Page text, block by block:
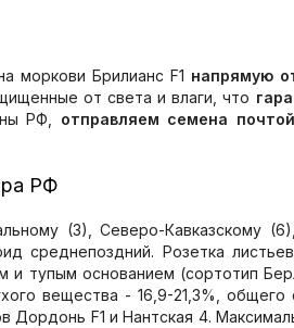
моркови Брилианс F1 напрямую
от света и влаги, что
РФ, отправляем семена почтой
РФ
(3), Северо-Кавказскому
среднепоздний. Розетка
тупым основанием (сортотип
вещества - 16,9-21,3%,
F1 и Нантская 4.